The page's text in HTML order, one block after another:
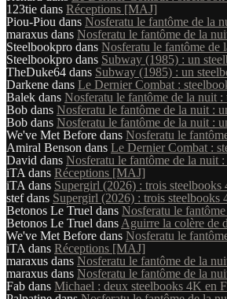
123tie dans Réceptions [MAJ]
Piou-Piou dans Nosferatu le fantôme de la
maraxus dans Nosferatu le fantôme de la
Steelbookpro dans Nosferatu le fantôme de
Steelbookpro dans Subway (1985) : un
TheDuke64 dans Subway (1985) : un
Darkene dans Le Dernier Combat :
Balek dans Nosferatu le fantôme de la nuit
Bob dans Nosferatu le fantôme de la nuit :
Bob dans Nosferatu le fantôme de la nuit :
We've Met Before dans Nosferatu le
Amiral Benson dans Le Dernier Combat :
David dans Nosferatu le fantôme de la nuit
iTA dans Réceptions [MAJ]
iTA dans Supergirl (2026) : trois
stefdans Supergirl (2026) : trois
Betonos Le Truel dans Nosferatu le
Betonos Le Truel dans Aguirre la colère de
We've Met Before dans Nosferatu le
iTA dans Réceptions [MAJ]
maraxus dans Nosferatu le fantôme de la
maraxus dans Nosferatu le fantôme de la
Fab dans Michael : deux steelbooks 4K en